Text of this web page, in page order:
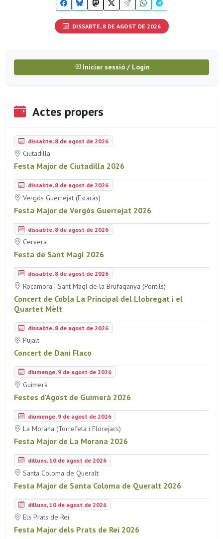
DISSABTE, 8 DE AGOST DE 2026
Iniciar sessió / Login
Actes propers
dissabte, 8 de agost de 2026
Ciutadilla
Festa Major de Ciutadilla 2026
dissabte, 8 de agost de 2026
Vergós Guerrejat (Estaràs)
Festa Major de Vergós Guerrejat 2026
dissabte, 8 de agost de 2026
Cervera
Festa de Sant Magí 2026
dissabte, 8 de agost de 2026
Rocamora i Sant Magí de la Brufaganya (Pontils)
Concert de Cobla La Principal del Llobregat i el
Quartet Mèlt
dissabte, 8 de agost de 2026
Pujalt
Concert de Dani Flaco
diumenge, 9 de agost de 2026
Guimerà
Festes d'Agost de Guimerà 2026
diumenge, 9 de agost de 2026
La Morana (Torrefeta i Florejacs)
Festa Major de La Morana 2026
dilluns, 10 de agost de 2026
Santa Coloma de Queralt
Festa Major de Santa Coloma de Queralt 2026
dilluns, 10 de agost de 2026
Els Prats de Rei
Festa Major dels Prats de Rei 2026